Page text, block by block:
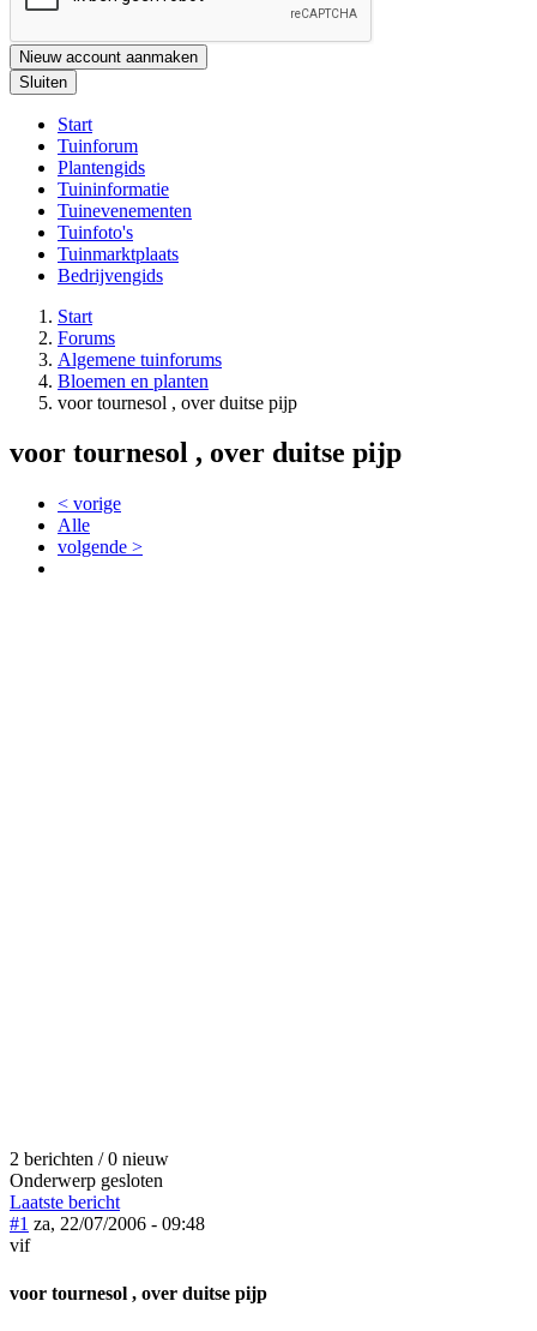
Nieuw account aanmaken
Sluiten
Start
Tuinforum
Plantengids
Tuininformatie
Tuinevenementen
Tuinfoto's
Tuinmarktplaats
Bedrijvengids
Start
Forums
Algemene tuinforums
Bloemen en planten
voor tournesol , over duitse pijp
voor tournesol , over duitse pijp
< vorige
Alle
volgende >
2 berichten / 0 nieuw
Onderwerp gesloten
Laatste bericht
#1 za, 22/07/2006 - 09:48
vif
voor tournesol , over duitse pijp